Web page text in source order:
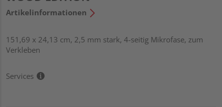
Artikelinformationen
151,69 x 24,13 cm, 2,5 mm stark, 4-seitig Mikrofase, zum
Verkleben
Services